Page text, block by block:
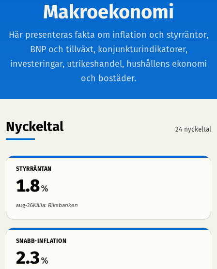
Makroekonomi
Här presenteras fakta om inflation och styrräntor,
BNP och tillväxt, konjunkturindikatorer,
investeringar, utrikeshandel, hushållens ekonomi
och bostäder.
Nyckeltal 24 nyckeltal
STYRRÄNTAN
1.8%
aug-26Källa: Riksbanken
SNABB-INFLATION
2.3%